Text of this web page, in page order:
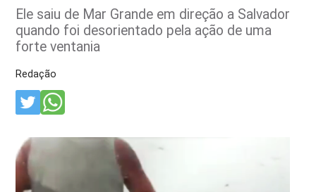
Ele saiu de Mar Grande em direção a Salvador
quando foi desorientado pela ação de uma
forte ventania
Redação